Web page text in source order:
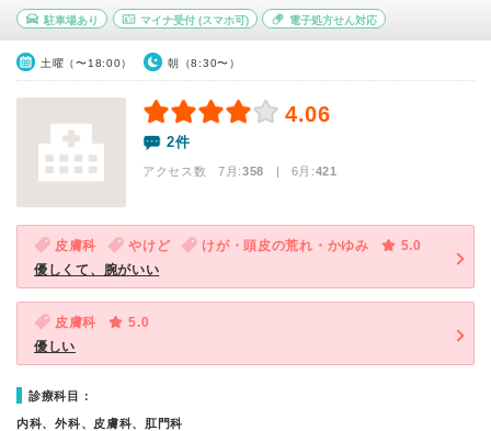
駐車場あり マイナ受付(スマホ可) 電子処方せん対応
土曜（〜18:00） 朝（8:30〜）
4.06
2件
アクセス数 7月:358 | 6月:421
皮膚科 やけど けが・頭皮の荒れ・かゆみ
5.0
優しくて、腕がいい
皮膚科
5.0
優しい
診療科目：
内科、外科、皮膚科、肛門科